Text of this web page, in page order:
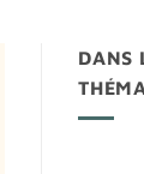
DANS